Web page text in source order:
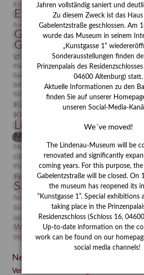
Erdmann Julius Dietrich
Erlebnisportal
Expressionismus Festrede
frauen Frauen in der Antike und heute
Gerhard-Altenbourg-
Gerhard Altenbourg
Gerhard
grafische sammlung griechische
Hanns-Conon von der Gabelentz Heinrich
herman de vries Humboldt
Insekten
Integriertes Schädlingsmanagement
Italien
Kolosseum
Kooperationsausstellung Korkmodelle
Kunstmuseum Kunstvermittlung
KUNSTWAND
Lindenau-Museum Marstall
Museumsgeschichte
Museumspädagogik Mäzen Napoleon Natur
Objekt im Fokus
Paul Klee Peter Schnürpel
Provenienz
Restaurierung Restitution Rudi Lesser Ruth
Sammlung Samstagszeichner Skulptur
Sphinx
studio Studio Bildende Kunst
Suermondt-Ludwig-Museum
Volontariat
Walter Rheiner Weihnachten
Werkbetrachtung Winter
Wolf und Hund
Zirkuswoche
Neueste Beiträge
Verschenkt, verkauft, vergessen? –
Jahren vollständig saniert und
Zu diesem Zweck ist das
Gabelentzstraße geschlossen. Am
wurde das Museum in seinem
„Kunstgasse 1“
Sonderausstellungen finden
Prinzenpalais des
04600 Altenburg) statt.
Aktuelle Informationen zu den
finden Sie auf unserer
unseren Social-Media-
We´ve moved!
The Lindenau-Museum will be
renovated and significantly
coming years. For this purpose,
Gabelentzstraße will be closed. On
the museum has reopened its
“Kunstgasse 1”. Special exhibitions
taking place in the
Residenzschloss (Schloss 16,
Up-to-date information on the
work can be found on our
social media channels!